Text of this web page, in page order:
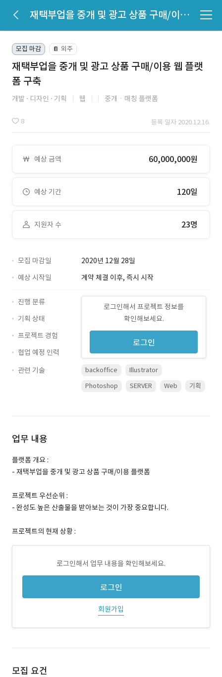
재택부업을 중개 및 광고 상품 구매/이용 웹 플랫폼 구축
모집 마감 📔 외주
재택부업을 중개 및 광고 상품 구매/이용 웹 플랫
폼 구축
개발 디자인 기획 웹 중개ㆍ매칭 플랫폼
8 등록 일자 2020.12.16.
예상 금액 60,000,000원
예상 기간 120일
지원자 수 23명
모집 마감일
2020년 12월 28일
예상 시작일
계약 체결 이후, 즉시 시작
로그인해서 프로젝트 정보를
확인해보세요.
로그인
진행 분류
기획 상태
프로젝트 경험
협업 예정 인력
관련 기술
backoffice
Illustrator
Photoshop
SERVER Web 기획
업무 내용
플랫폼 개요 :
- 재택부업을 중개 및 광고 상품 구매/이용 플랫폼
프로젝트 우선순위 :
- 완성도 높은 산출물을 받아보는 것이 가장 중요합니다.
프로젝트의 현재 상황 :
로그인해서 업무 내용을 확인해보세요.
로그인
회원가입
모집 요건